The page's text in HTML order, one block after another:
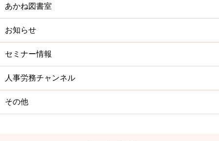
あかね図書室
お知らせ
セミナー情報
人事労務チャンネル
その他